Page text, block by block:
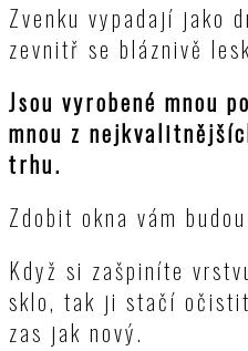
Zvenku vypadají jako
zevnitř se bláznivě
Jsou vyrobené mnou
mnou z
trhu.
Zdobit okna vám
Když si zašpiníte
sklo, tak ji stačí
zas jak nový.